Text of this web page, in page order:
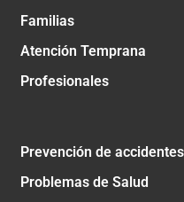
Familias
Atención Temprana
Profesionales
Prevención de accidentes
Problemas de Salud